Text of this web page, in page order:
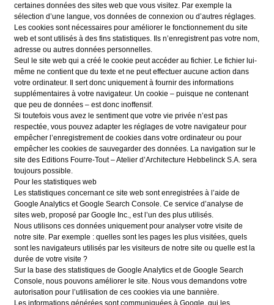
certaines données des sites web que vous visitez. Par exemple la
sélection d’une langue, vos données de connexion ou d’autres réglages.
Les cookies sont nécessaires pour améliorer le fonctionnement du site
web et sont utilisés à des fins statistiques. Ils n’enregistrent pas votre nom,
adresse ou autres données personnelles.
Seul le site web qui a créé le cookie peut accéder au fichier. Le fichier lui-
même ne contient que du texte et ne peut effectuer aucune action dans
votre ordinateur. Il sert donc uniquement à fournir des informations
supplémentaires à votre navigateur. Un cookie – puisque ne contenant
que peu de données – est donc inoffensif.
Si toutefois vous avez le sentiment que votre vie privée n’est pas
respectée, vous pouvez adapter les réglages de votre navigateur pour
empêcher l’enregistrement de cookies dans votre ordinateur ou pour
empêcher les cookies de sauvegarder des données. La navigation sur le
site des Editions Fourre-Tout – Atelier d’Architecture Hebbelinck S.A. sera
toujours possible.
Pour les statistiques web
Les statistiques concernant ce site web sont enregistrées à l’aide de
Google Analytics et Google Search Console. Ce service d’analyse de
sites web, proposé par Google Inc., est l’un des plus utilisés.
Nous utilisons ces données uniquement pour analyser votre visite de
notre site. Par exemple : quelles sont les pages les plus visitées, quels
sont les navigateurs utilisés par les visiteurs de notre site ou quelle est la
durée de votre visite ?
Sur la base des statistiques de Google Analytics et de Google Search
Console, nous pouvons améliorer le site. Nous vous demandons votre
autorisation pour l’utilisation de ces cookies via une bannière.
Les informations générées sont communiquées à Google, qui les